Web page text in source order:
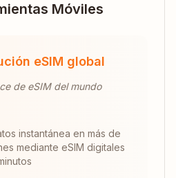
Móviles
eSIM global
de eSIM del mundo
instantánea en más de
mediante eSIM digitales